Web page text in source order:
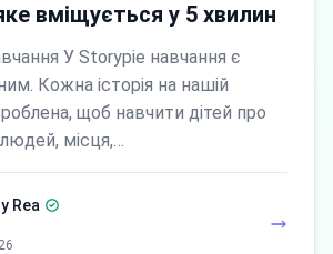
вміщується у 5 хвилин
У Storypie навчання є
Кожна історія на нашій
щоб навчити дітей про
місця,…
Rea